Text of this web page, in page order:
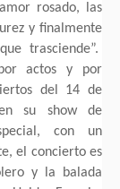
rosado, las
y finalmente
trasciende”.
actos y por
del 14 de
su show de
con un
el concierto es
y la balada